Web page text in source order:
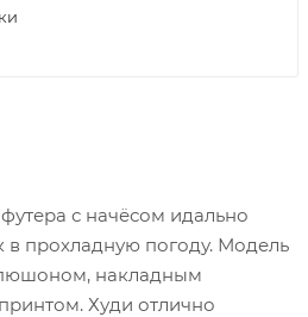
с начёсом идально
в прохладную погоду. Модель
накладным
Худи отлично